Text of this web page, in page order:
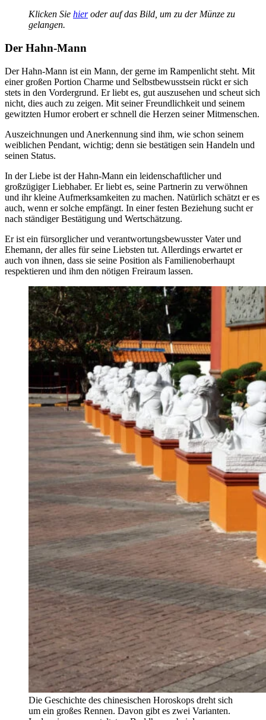
Klicken Sie hieroder auf das Bild, um zu der Münze zu
gelangen.
Der Hahn-Mann
Der Hahn-Mann ist ein Mann, der gerne im Rampenlicht steht. Mit
einer großen Portion Charme und Selbstbewusstsein rückt er sich
stets in den Vordergrund. Er liebt es, gut auszusehen und scheut sich
nicht, dies auch zu zeigen. Mit seiner Freundlichkeit und seinem
gewitzten Humor erobert er schnell die Herzen seiner Mitmenschen.
Auszeichnungen und Anerkennung sind ihm, wie schon seinem
weiblichen Pendant, wichtig; denn sie bestätigen sein Handeln und
seinen Status.
In der Liebe ist der Hahn-Mann ein leidenschaftlicher und
großzügiger Liebhaber. Er liebt es, seine Partnerin zu verwöhnen
und ihr kleine Aufmerksamkeiten zu machen. Natürlich schätzt er es
auch, wenn er solche empfängt. In einer festen Beziehung sucht er
nach ständiger Bestätigung und Wertschätzung.
Er ist ein fürsorglicher und verantwortungsbewusster Vater und
Ehemann, der alles für seine Liebsten tut. Allerdings erwartet er
auch von ihnen, dass sie seine Position als Familienoberhaupt
respektieren und ihm den nötigen Freiraum lassen.
Die Geschichte des chinesischen Horoskops dreht sich
um ein großes Rennen. Davon gibt es zwei Varianten.